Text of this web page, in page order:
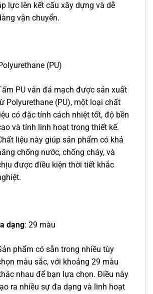
lực lên kết cấu xây dựng và dễ
vận chuyển.
(PU)
PU vân đá mạch được sản xuất
Polyurethane (PU), một loại chất
có đặc tính cách nhiệt tốt, độ bền
và tính linh hoạt trong thiết kế.
liệu này giúp sản phẩm có khả
chống nước, chống cháy, và
được điều kiện thời tiết khắc
dạng: 29 màu
phẩm có sẵn trong nhiều tùy
màu sắc, với khoảng 29 màu
nhau để bạn lựa chọn. Điều này
ra nhiều sự đa dạng và linh hoạt